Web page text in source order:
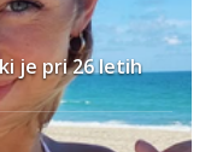
je pri 26 letih